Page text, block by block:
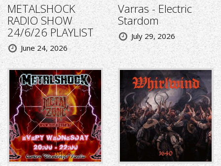
METALSHOCK
RADIO SHOW
24/6/26 PLAYLIST
June 24, 2026
Varras - Electric
Stardom
July 29, 2026